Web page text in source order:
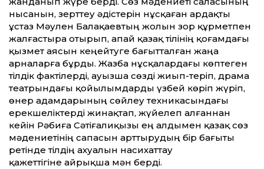
нысанын, зерт­теу әдістерін нұсқаған ардақты
ұстаз Мәулен Балақаевтың жолын зор құрметпен
жалғастыра отырып, апай қазақ тілінің қоғамдағы
қызмет аясын кеңейтуге бағыт­талған жаңа
арналарға бұрды. Жазба нұсқалардағы көптеген
тілдік фактілерді, ауызша сөзді жиып-теріп, драма
театрындағы қойылымдарды үзбей көріп жүріп,
өнер адамдарының сөйлеу техникасындағы
ерекшеліктерді жинақтап, жүйелеп алғаннан
кейін Рәбиға Сәтіғалиқызы ең алдымен қазақ сөз
мәдениетінің сапасын арт­тырудың бір бағыты
ретінде тілдің ахуалын насихат­тау
қажет­тігіне айрық­ша мән берді.